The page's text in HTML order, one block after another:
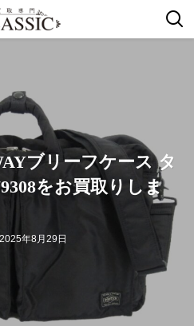
ブリーフケース タ
をお買取りしま
2025年8月29日